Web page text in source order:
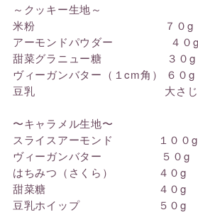
～クッキー生地～
米粉 ７０g
アーモンドパウダー ４０g
甜菜グラニュー糖 ３０g
ヴィーガンバター（１cm角） ６０g
豆乳 大さじ
〜キャラメル生地〜
スライスアーモンド １００g
ヴィーガンバター ５０g
はちみつ（さくら） ４０g
甜菜糖 ４０g
豆乳ホイップ ５０g